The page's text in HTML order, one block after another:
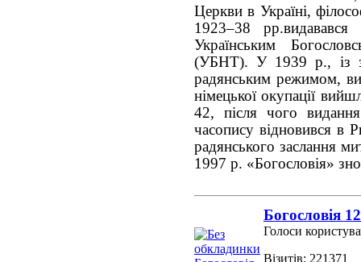
Церкви в Україні,
1923–38
Українським
(УБНТ). У 1939 р., із
радянським режимом,
німецької окупації
42, після чого
часопису відновився в
радянського заслання
1997 р. «Богословія»
Богословія
Голоси
Візитів: 221371